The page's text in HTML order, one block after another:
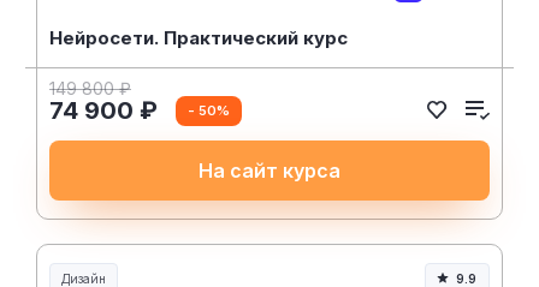
Нейросети. Практический курс
149 800 ₽
74 900 ₽ - 50%
На сайт курса
Дизайн 9.9